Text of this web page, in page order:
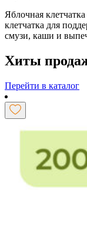
Яблочная
клетчатка для
смузи, каши и
Хиты
Перейти в каталог